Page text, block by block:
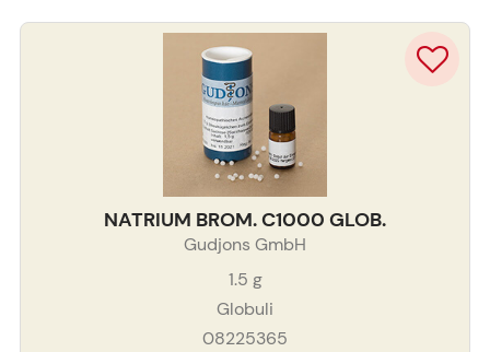
NATRIUM BROM. C1000 GLOB.
Gudjons GmbH
1.5 g
Globuli
08225365